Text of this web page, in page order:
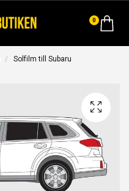
0
Solfilm till Subaru